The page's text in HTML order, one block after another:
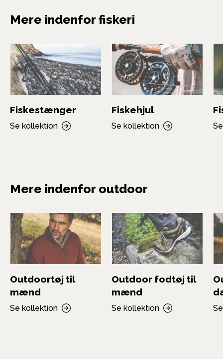
Mere indenfor fiskeri
Fiskestænger
Se kollektion
Fiskehjul
Se kollektion
Mere indenfor outdoor
Outdoortøj til
mænd
Se kollektion
Outdoor fodtøj til
mænd
Se kollektion